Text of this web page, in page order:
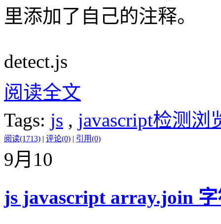
里添加了自己的注释。
detect.js
阅读全文
Tags: js , javascript检测浏
阅读(1713) | 评论(0) | 引用(0)
9月 10
js javascript array.join